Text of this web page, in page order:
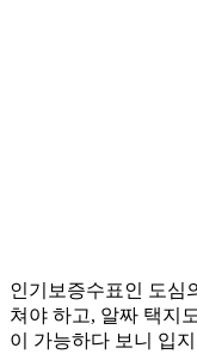
인기보증수표인 도심
쳐야 하고, 알짜 택지
이 가능하다 보니 입